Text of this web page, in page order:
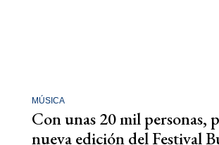
MÚSICA
Con unas 20 mil personas,
nueva edición del Festival